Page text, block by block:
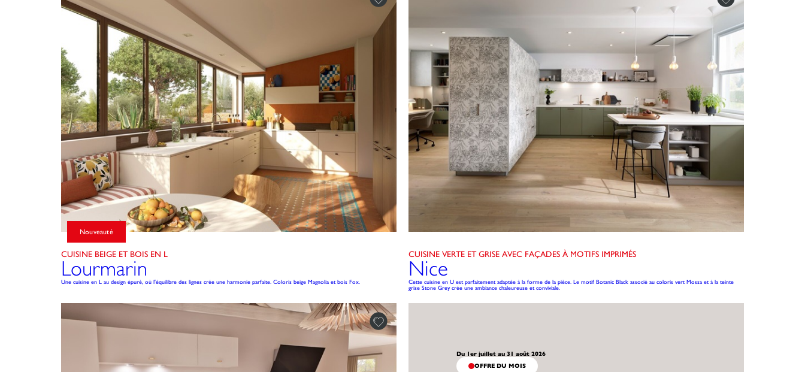
CUISINE BEIGE ET BOIS EN L
Nouveauté
Lourmarin
Une cuisine en L au design épuré, où l'équilibre des lignes crée une harmonie parfaite. Coloris beige Magnolia et bois Fox.
CUISINE VERTE ET GRISE AVEC FAÇADES À MOTIFS IMPRIMÉS
Nice
Cette cuisine en U est parfaitement adaptée à la forme de la pièce. Le motif Botanic Black associé au coloris vert Mossa et à la teinte
grise Stone Grey crée une ambiance chaleureuse et conviviale.
Du 1er juillet au 31 août 2026
OFFRE DU MOIS